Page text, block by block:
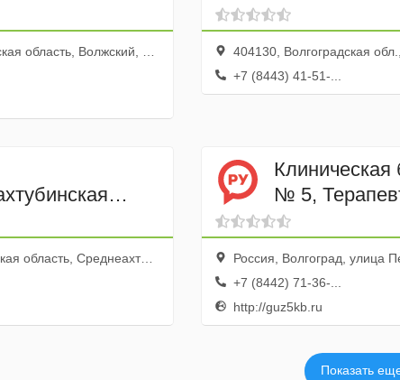
больница
Волжский, улица Пушкина, 32
областная
больница № 2
Диспансерно-
404130, Волгоградская обл.,
+7 (8443) 41-51-...
районная
рабочий поселок Средняя Ахтуба, Больничный переулок, 2
Клиническая
№ 5,
отделение
Россия, Волгоград, улица
+7 (8442) 71-36-...
http://guz5kb.ru
Показать